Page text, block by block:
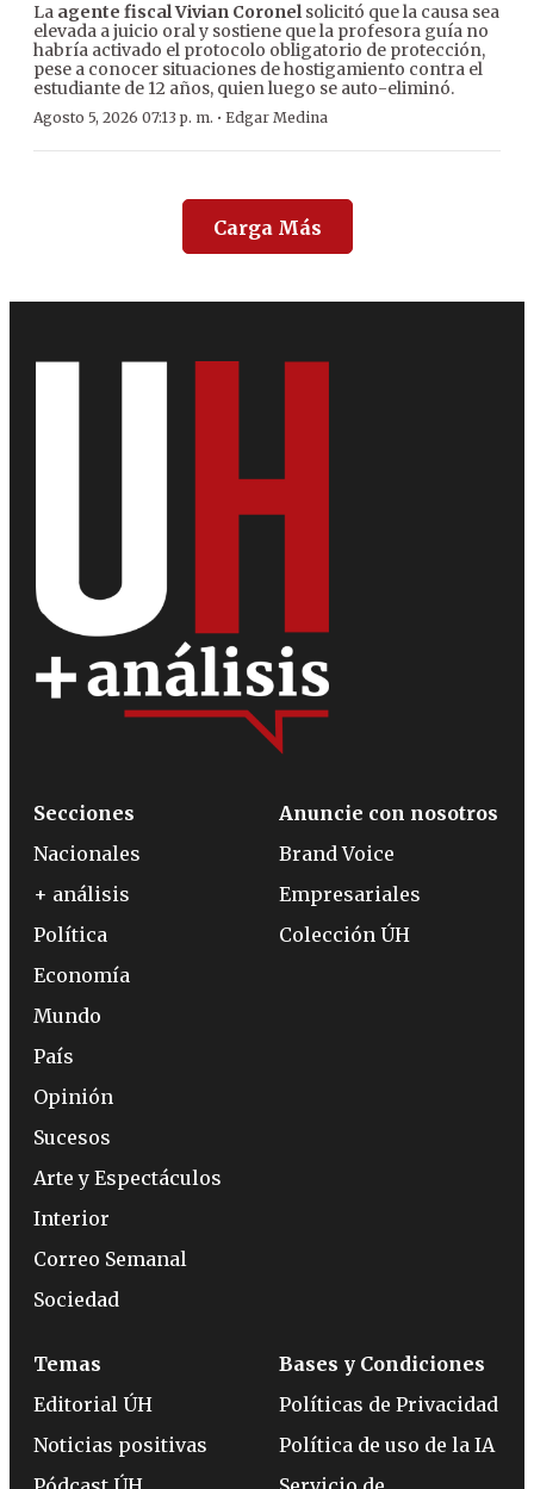
La agente fiscal Vivian Coronelsolicitó que la causa sea
elevada a juicio oral y sostiene que la profesora guía no
habría activado el protocolo obligatorio de protección,
pese a conocer situaciones de hostigamiento contra el
estudiante de 12 años, quien luego se auto-eliminó.
Agosto 5, 2026 07:13 p. m. · Edgar Medina
Carga Más
Secciones
Nacionales
+ análisis
Política
Economía
Mundo
País
Opinión
Sucesos
Arte y Espectáculos
Interior
Correo Semanal
Sociedad
Anuncie con nosotros
Brand Voice
Empresariales
Colección ÚH
Temas
Editorial ÚH
Noticias positivas
Bases y Condiciones
Políticas de Privacidad
Política de uso de la IA